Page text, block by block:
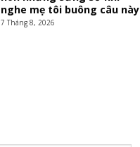
nghe mẹ tôi buông câu này
7 Tháng 8, 2026